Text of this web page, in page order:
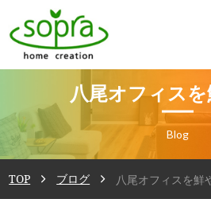
八尾オフィス
Blog
TOP ブログ 八尾オフィスを鮮